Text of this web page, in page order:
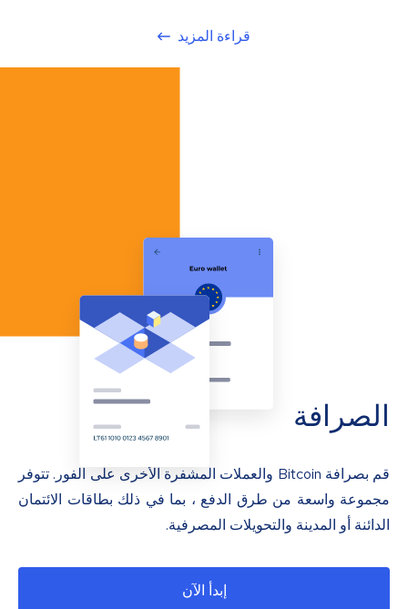
قراءة المزيد
الصرافة
قم بصرافة Bitcoin والعملات المشفرة الأخرى على الفور. تتوفر
مجموعة واسعة من طرق الدفع ، بما في ذلك بطاقات الائتمان
الدائنة أو المدينة والتحويلات المصرفية.
إبدأ الآن